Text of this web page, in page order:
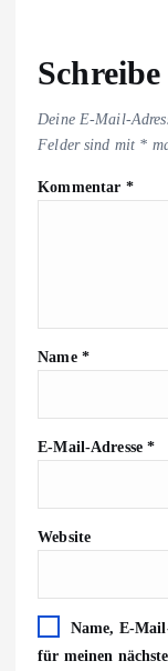
Deine E-Mail-
Felder sind mit *
Kommentar *
Name *
E-Mail-Adresse*
Website
Name, E-
für meinen